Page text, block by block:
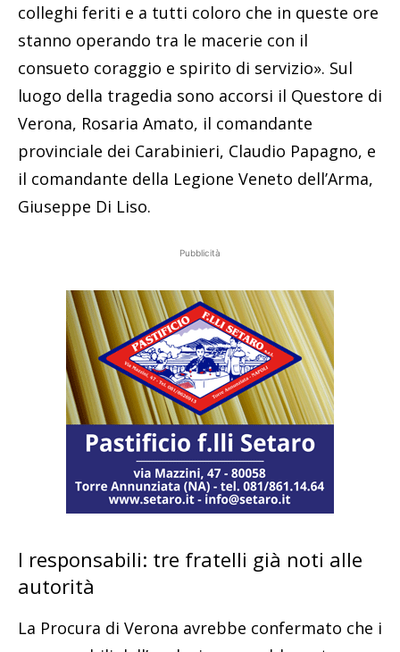
colleghi feriti e a tutti coloro che in queste ore
stanno operando tra le macerie con il
consueto coraggio e spirito di servizio». Sul
luogo della tragedia sono accorsi il Questore di
Verona, Rosaria Amato, il comandante
provinciale dei Carabinieri, Claudio Papagno, e
il comandante della Legione Veneto dell’Arma,
Giuseppe Di Liso.
Pubblicità
I responsabili: tre fratelli già noti alle
autorità
La Procura di Verona avrebbe confermato che i